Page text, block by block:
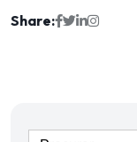
Share: